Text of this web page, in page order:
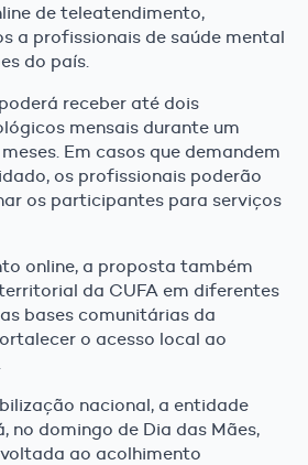
de teleatendimento,
a profissionais de saúde mental
do país.
receber até dois
mensais durante um
Em casos que demandem
os profissionais poderão
os participantes para serviços
online, a proposta também
da CUFA em diferentes
bases comunitárias da
o acesso local ao
nacional, a entidade
no domingo de Dia das Mães,
ao acolhimento